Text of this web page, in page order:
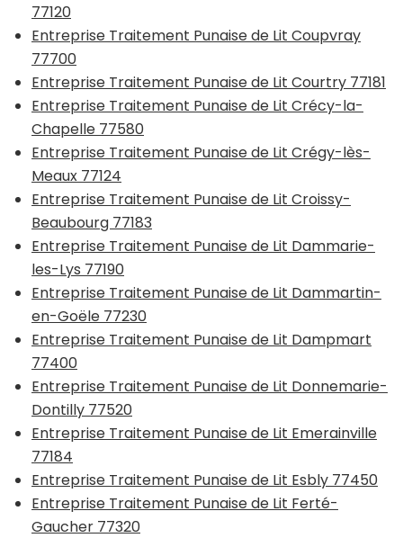
77120
Entreprise Traitement Punaise de Lit Coupvray
77700
Entreprise Traitement Punaise de Lit Courtry 77181
Entreprise Traitement Punaise de Lit Crécy-la-
Chapelle 77580
Entreprise Traitement Punaise de Lit Crégy-lès-
Meaux 77124
Entreprise Traitement Punaise de Lit Croissy-
Beaubourg 77183
Entreprise Traitement Punaise de Lit Dammarie-
les-Lys 77190
Entreprise Traitement Punaise de Lit Dammartin-
en-Goële 77230
Entreprise Traitement Punaise de Lit Dampmart
77400
Entreprise Traitement Punaise de Lit Donnemarie-
Dontilly 77520
Entreprise Traitement Punaise de Lit Emerainville
77184
Entreprise Traitement Punaise de Lit Esbly 77450
Entreprise Traitement Punaise de Lit Ferté-
Gaucher 77320